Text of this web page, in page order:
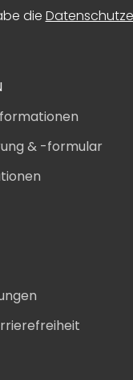
die
& -formular